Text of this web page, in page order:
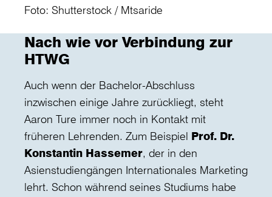
Foto: Shutterstock / Mtsaride
Nach wie vor Verbindung zur
HTWG
Auch wenn der Bachelor-Abschluss
inzwischen einige Jahre zurückliegt, steht
Aaron Ture immer noch in Kontakt mit
früheren Lehrenden. Zum Beispiel Prof. Dr.
Konstantin Hassemer, der in den
Asienstudiengängen Internationales Marketing
lehrt. Schon während seines Studiums habe